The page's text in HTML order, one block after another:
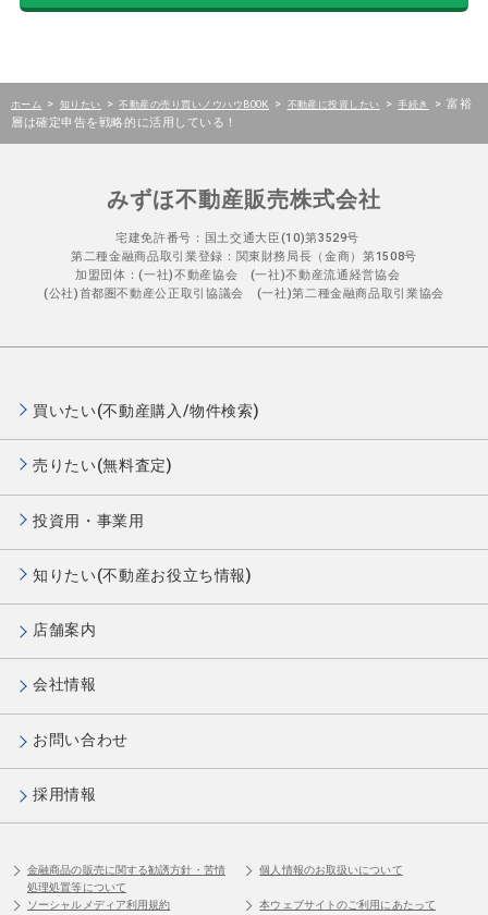
ホーム > 知りたい > 不動産の売り買いノウハウBOOK > 不動産に投資したい > 手続き > 富裕
層は確定申告を戦略的に活用している！
みずほ不動産販売株式会社
宅建免許番号：国土交通大臣(10)第3529号
第二種金融商品取引業登録：関東財務局長（金商）第1508号
加盟団体：(一社)不動産協会 (一社)不動産流通経営協会
(公社)首都圏不動産公正取引協議会 (一社)第二種金融商品取引業協会
買いたい(不動産購入/物件検索)
売りたい(無料査定)
投資用・事業用
知りたい(不動産お役立ち情報)
店舗案内
会社情報
お問い合わせ
採用情報
金融商品の販売に関する勧誘方針・苦情
処理処置等について
個人情報のお取扱いについて
ソーシャルメディア利用規約 本ウェブサイトのご利用にあたって